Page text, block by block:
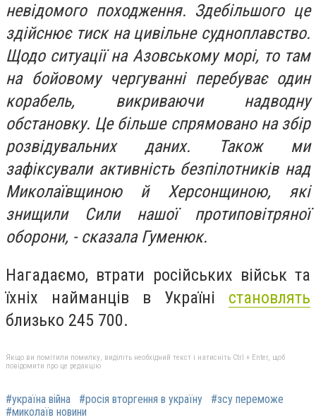
невідомого походження. Здебільшого це
здійснює тиск на цивільне судноплавство.
Щодо ситуації на Азовському морі, то там
на бойовому чергуванні перебуває один
корабель, викриваючи надводну
обстановку. Це більше спрямовано на збір
розвідувальних даних. Також ми
зафіксували активність безпілотників над
Миколаївщиною й Херсонщиною, які
знищили Сили нашої протиповітряної
оборони, - сказала Гуменюк.
Нагадаємо, втрати російських військ та
їхніх найманців в Україні становлять
близько 245 700.
Якщо ви помітили помилку, виділіть необхідний текст і натисніть Ctrl + Enter, щоб
повідомити про це редакцію
#україна війна #росія вторгення в україну
#зсу переможе
#миколаїв новини